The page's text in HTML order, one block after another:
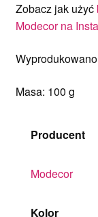
Zobacz jak użyć
Modecor na
Masa: 100 g
Producent
Modecor
Kolor